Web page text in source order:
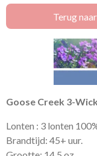
Terug
Goose Creek 3-
Lonten : 3 lonten
Brandtijd: 45+ uur.